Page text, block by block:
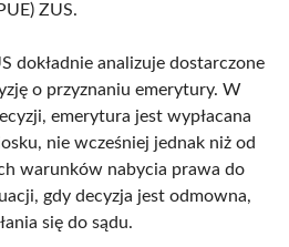
ZUS.
dokładnie analizuje dostarczone
o przyznaniu emerytury. W
emerytura jest wypłacana
nie wcześniej jednak niż od
warunków nabycia prawa do
gdy decyzja jest odmowna,
się do sądu.